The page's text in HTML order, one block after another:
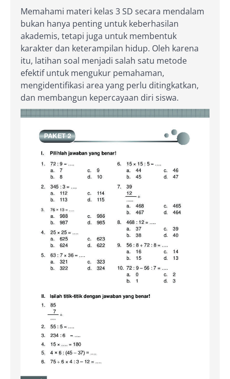
Memahami materi kelas 3 SD secara mendalam
bukan hanya penting untuk keberhasilan
akademis, tetapi juga untuk membentuk
karakter dan keterampilan hidup. Oleh karena
itu, latihan soal menjadi salah satu metode
efektif untuk mengukur pemahaman,
mengidentifikasi area yang perlu ditingkatkan,
dan membangun kepercayaan diri siswa.